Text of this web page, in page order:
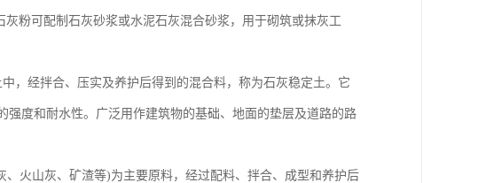
粉可配制石灰砂浆或水泥石灰混合砂浆，用于砌筑或抹灰工
，经拌合、压实及养护后得到的混合料，称为石灰稳定土。它
度和耐水性。广泛用作建筑物的基础、地面的垫层及道路的路
火山灰、矿渣等)为主要原料，经过配料、拌合、成型和养护后